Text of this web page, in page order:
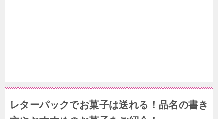
レターパックでお菓子は送れる！品名の書き